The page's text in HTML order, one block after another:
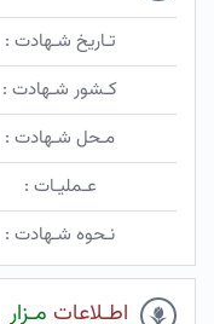
تـاریخ شـهادت :
کـشور شـهادت :
مـحل شـهادت :
عـملیـات :
نـحوه شـهادت :
اطـلاعات مـزار